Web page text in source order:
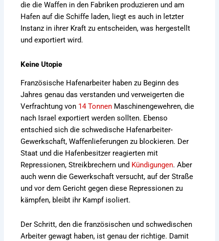
die die Waffen in den Fabriken produzieren und am
Hafen auf die Schiffe laden, liegt es auch in letzter
Instanz in ihrer Kraft zu entscheiden, was hergestellt
und exportiert wird.
Keine Utopie
Französische Hafenarbeiter haben zu Beginn des
Jahres genau das verstanden und verweigerten die
Verfrachtung von 14 Tonnen Maschinengewehren, die
nach Israel exportiert werden sollten. Ebenso
entschied sich die schwedische Hafenarbeiter-
Gewerkschaft, Waffenlieferungen zu blockieren. Der
Staat und die Hafenbesitzer reagierten mit
Repressionen, Streikbrechern und Kündigungen. Aber
auch wenn die Gewerkschaft versucht, auf der Straße
und vor dem Gericht gegen diese Repressionen zu
kämpfen, bleibt ihr Kampf isoliert.
Der Schritt, den die französischen und schwedischen
Arbeiter gewagt haben, ist genau der richtige. Damit